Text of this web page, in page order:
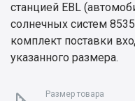
станцией EBL
солнечных систем
комплект поставки
указанного размера.
Размер товара